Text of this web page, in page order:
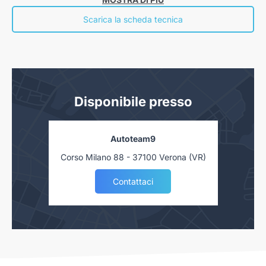
economiche nelle “Informazioni europee di base sul credito ai consumatori” presso la
nostra concessionaria. Salvo approvazione delle Finanziarie.
Scarica la scheda tecnica
Disponibile presso
Autoteam9
Corso Milano 88 - 37100 Verona (VR)
Contattaci